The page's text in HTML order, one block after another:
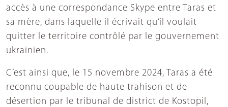
accès à une correspondance Skype entre Taras et
sa mère, dans laquelle il écrivait qu’il voulait
quitter le territoire contrôlé par le gouvernement
ukrainien.
C’est ainsi que, le 15 novembre 2024, Taras a été
reconnu coupable de haute trahison et de
désertion par le tribunal de district de Kostopil,